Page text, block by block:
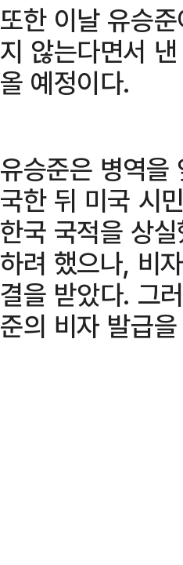
또한 이날 유승
지 않는다면서
올 예정이다.
유승준은 병역
국한 뒤 미국 시
한국 국적을 상
하려 했으나, 비
결을 받았다. 그
준의 비자 발급